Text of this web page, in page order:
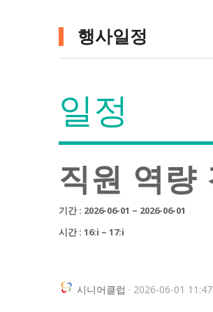
행사일정
일정
직원 역량
기간 : 2026-06-01 ~ 2026-06-01
시간 : 16:i ~ 17:i
시니어클럽 · 2026-06-01